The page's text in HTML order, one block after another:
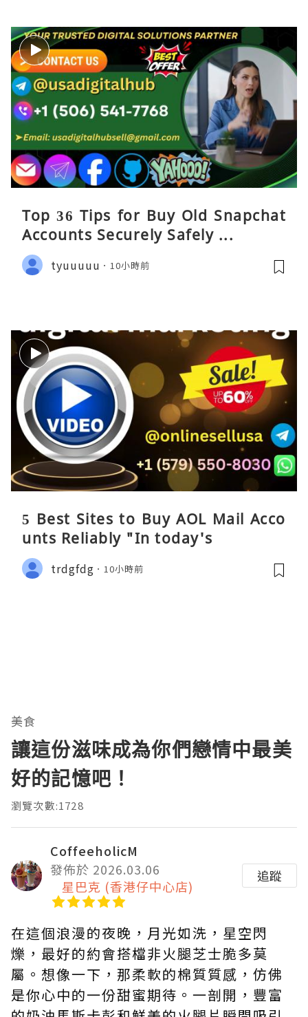
Top 36 Tips for Buy Old Snapchat
Accounts Securely Safely ...
tyuuuuu 10小時前
5 Best Sites to Buy AOL Mail Acco
unts Reliably "In today's
trdgfdg 10小時前
美食
讓這份滋味成為你們戀情中最美
好的記憶吧！
瀏覽次數:1728
CoffeeholicM
發佈於 2026.03.06
星巴克 (香港仔中心店)
追蹤
在這個浪漫的夜晚，月光如洗，星空閃
爍，最好的約會搭檔非火腿芝士脆多莫
屬。想像一下，那柔軟的棉質質感，仿佛
是你心中的一份甜蜜期待。一剖開，豐富